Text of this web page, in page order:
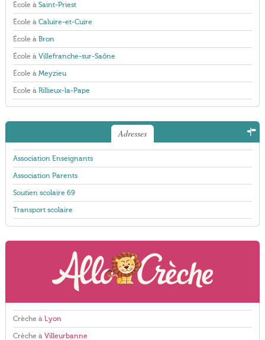
École à Saint-Priest
École à Caluire-et-Cuire
École à Bron
École à Villefranche-sur-Saône
École à Meyzieu
École à Rillieux-la-Pape
Adresses
Association Enseignants
Association Parents
Soutien scolaire 69
Transport scolaire
Crèche à Lyon
Crèche à Villeurbanne